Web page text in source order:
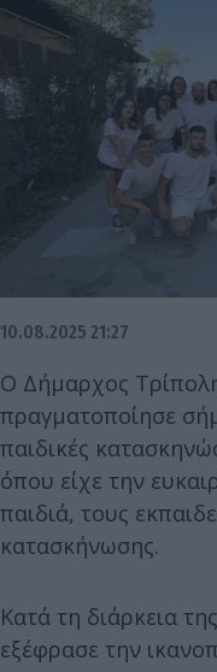
10.08.2025 21:27
Ο Δήμαρχος
πραγματοποίησε
παιδικές
όπου είχε την
παιδιά, τους
κατασκήνωσης.
Κατά τη διάρκεια
εξέφρασε την